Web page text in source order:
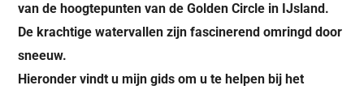
van de hoogtepunten van de Golden Circle in IJsland.
De krachtige watervallen zijn fascinerend omringd door
sneeuw.
Hieronder vindt u mijn gids om u te helpen bij het